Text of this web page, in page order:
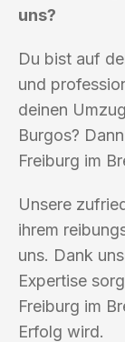
uns?
Du bist auf
und
deinen
Burgos?
Freiburg im
Unsere
ihrem
uns. Dank
Expertise
Freiburg im
Erfolg wird.